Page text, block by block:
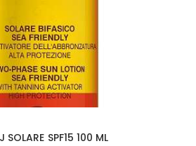
SOLARE SPF15 100 ML